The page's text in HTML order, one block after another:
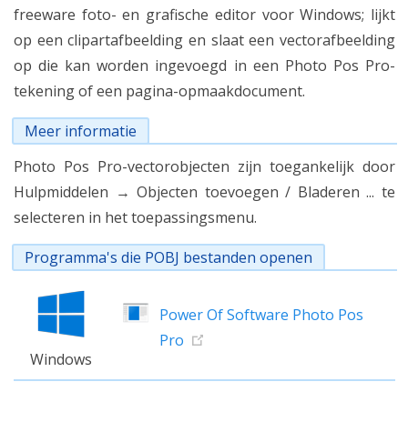
freeware foto- en grafische editor voor Windows; lijkt
op een clipartafbeelding en slaat een vectorafbeelding
op die kan worden ingevoegd in een Photo Pos Pro-
tekening of een pagina-opmaakdocument.
Meer informatie
Photo Pos Pro-vectorobjecten zijn toegankelijk door
Hulpmiddelen → Objecten toevoegen / Bladeren ... te
selecteren in het toepassingsmenu.
Programma's die POBJ bestanden openen
Windows
Power Of Software Photo Pos
Pro